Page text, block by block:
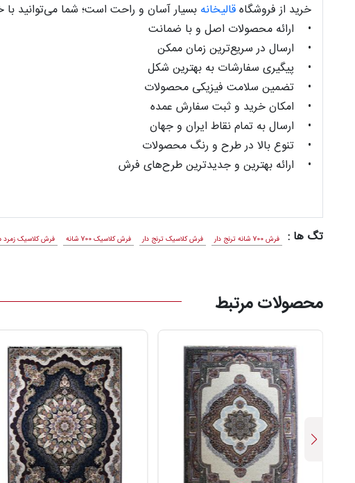
خرید از فروشگاهقالیخانه بسیار آسان و راحت است؛ شما می‌توانید با
• ارائه محصولات اصل و با ضمانت
• ارسال در سریع‌ترین زمان ممکن
• پیگیری سفارشات به بهترین شکل
• تضمین سلامت فیزیکی محصولات
• امکان خرید و ثبت سفارش عمده
• ارسال به تمام نقاط ایران و جهان
• تنوع بالا در طرح و رنگ محصولات
• ارائه بهترین و جدیدترین طرح‌های فرش
تگ ها : فرش 700 شانه ترنج دار فرش کلاسیک ترنج دار فرش کلاسیک 700 شانه فرش کلاسیک زمرد
محصولات مرتبط